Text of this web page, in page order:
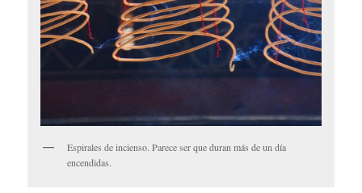
Espirales de incienso. Parece ser que duran más de un día
encendidas.